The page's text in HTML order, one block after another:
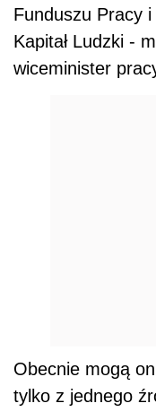
Funduszu Pracy
Kapitał Ludzki -
wiceminister
Obecnie mogą
tylko z jednego